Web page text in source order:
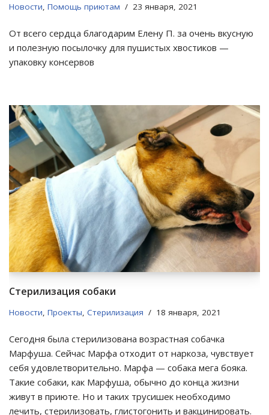
Новости Помощь приютам 23 января, 2021
От всего сердца благодарим Елену П. за очень вкусную
и полезную посылочку для пушистых хвостиков —
упаковку консервов
Стерилизация собаки
Новости, Проекты, Стерилизация 18 января, 2021
Сегодня была стерилизована возрастная собачка
Марфуша. Сейчас Марфа отходит от наркоза, чувствует
себя удовлетворительно. Марфа — собака мега бояка.
Такие собаки, как Марфуша, обычно до конца жизни
живут в приюте. Но и таких трусишек необходимо
лечить, стерилизовать, глистогонить и вакцинировать.